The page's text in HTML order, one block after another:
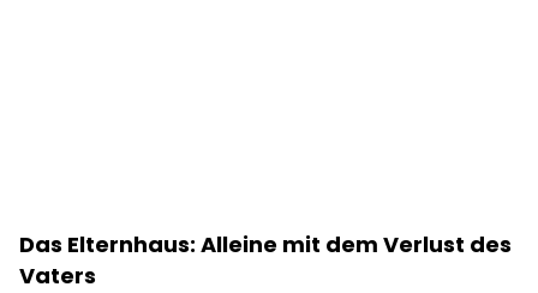
Das Elternhaus: Alleine mit dem Verlust des
Vaters